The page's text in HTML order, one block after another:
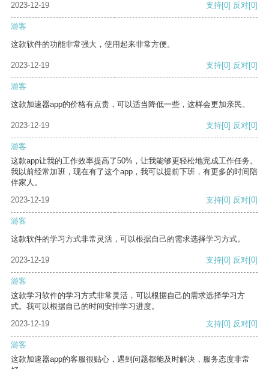
2023-12-19 支持[0] 反对[0]
游客
这款软件的功能非常强大，使用起来非常方便。
2023-12-19 支持[0] 反对[0]
游客
这款加速器app的价格有点贵，可以适当降低一些，这样会更加亲民。
2023-12-19 支持[0] 反对[0]
游客
这款app让我的工作效率提高了50%，让我能够更轻松地完成工作任务。
我以前经常加班，现在有了这个app，我可以提前下班，有更多的时间陪
伴家人。
2023-12-19
支持[0] 反对[0]
游客
这款软件的学习方式非常灵活，可以根据自己的需求选择学习方式。
2023-12-19 支持[0] 反对[0]
游客
这款学习软件的学习方式非常灵活，可以根据自己的需求选择学习方
式。我可以根据自己的时间安排学习进度。
2023-12-19
支持[0] 反对[0]
游客
这款加速器app的客服很贴心，遇到问题都能及时解决，服务态度非常